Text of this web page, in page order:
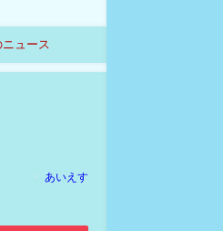
ュース
あいえす